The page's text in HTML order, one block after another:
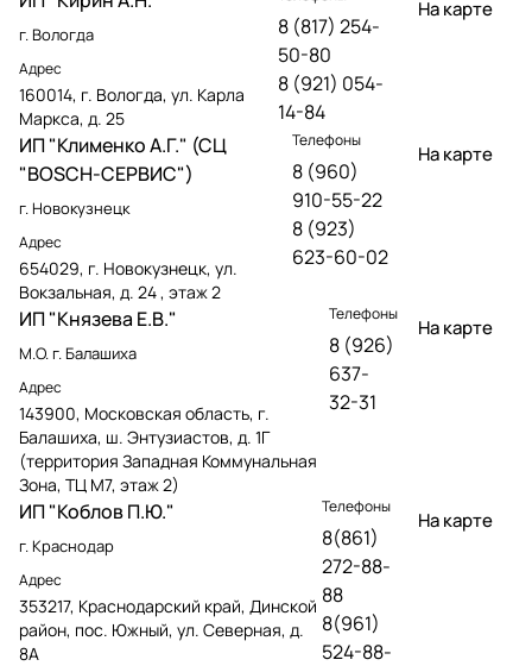
г. Вологда
Адрес
160014, г. Вологда, ул. Карла
Маркса, д. 25
8 (817) 254-
50-80
8 (921) 054-
14-84
На карте
ИП "Клименко А.Г." (СЦ
"BOSCH-СЕРВИС")
г. Новокузнецк
Адрес
654029, г. Новокузнецк, ул.
Вокзальная, д. 24 , этаж 2
Телефоны
8 (960)
910-55-22
8 (923)
623-60-02
На карте
ИП "Князева Е.В."
М.О. г. Балашиха
Адрес
143900, Московская область, г.
Балашиха, ш. Энтузиастов, д. 1Г
(территория Западная Коммунальная
Зона, ТЦ М7, этаж 2)
Телефоны
8 (926)
637-
32-31
На карте
ИП "Коблов П.Ю."
г. Краснодар
Адрес
353217, Краснодарский край, Динской
район, пос. Южный, ул. Северная, д.
8А
Телефоны
8(861)
272-88-
88
8(961)
524-88-
На карте